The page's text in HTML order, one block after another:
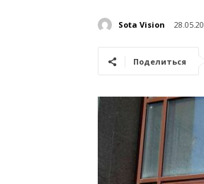
Sota Vision
Поделиться